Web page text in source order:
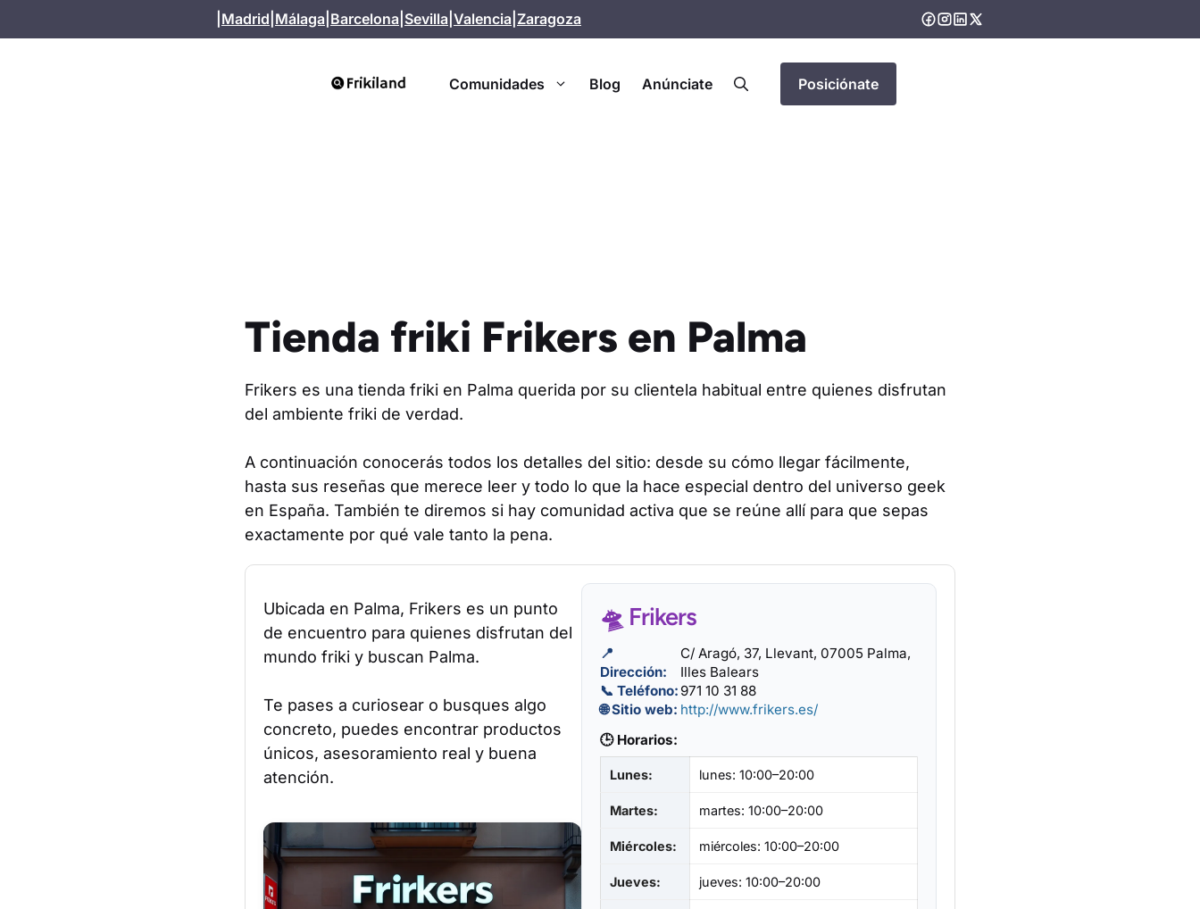
al
Madrid Málaga Barcelona Sevilla Valencia Zaragoza
Comunidades Blog Anúnciate Posiciónate
Tienda friki Frikers en Palma
Frikers es una tienda friki en Palma querida por su clientela habitual entre quienes disfrutan
del ambiente friki de verdad.
A continuación conocerás todos los detalles del sitio: desde su cómo llegar fácilmente,
hasta sus reseñas que merece leer y todo lo que la hace especial dentro del universo geek
en España. También te diremos si hay comunidad activa que se reúne allí para que sepas
exactamente por qué vale tanto la pena.
Ubicada en Palma, Frikers es un punto
de encuentro para quienes disfrutan del
mundo friki y buscan Palma.
Te pases a curiosear o busques algo
concreto, puedes encontrar productos
únicos, asesoramiento real y buena
atención.
🛸 Frikers
📍
Dirección:
C/ Aragó, 37, Llevant, 07005 Palma,
Illes Balears
📞 Teléfono: 971 10 31 88
🌐 Sitio web: http://www.frikers.es/
🕒 Horarios:
Lunes: lunes: 10:00–20:00
Martes: martes: 10:00–20:00
Miércoles: miércoles: 10:00–20:00
Jueves: jueves: 10:00–20:00